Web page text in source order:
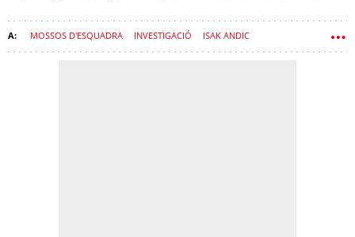
MOSSOS D'ESQUADRA INVESTIGACIÓ ISAK ANDIC